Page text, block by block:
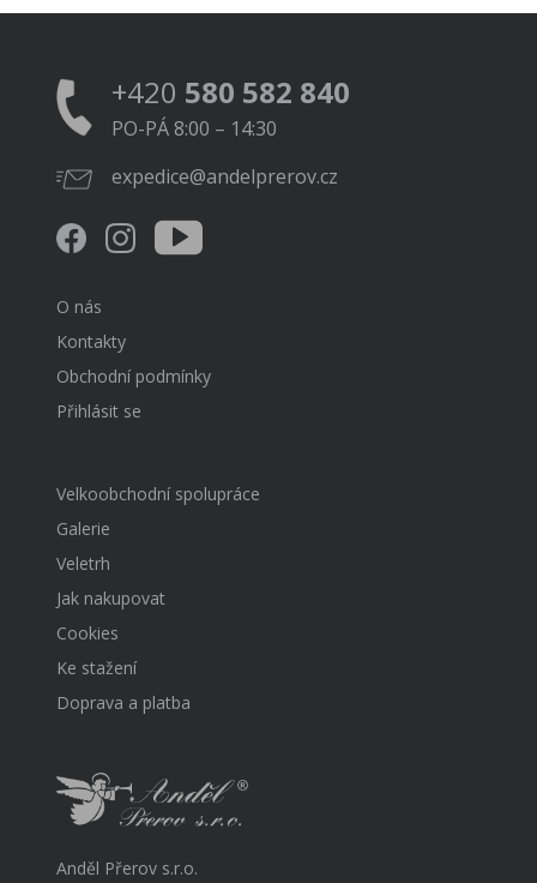
+420 580 582 840
PO-PÁ 8:00 – 14:30
expedice@andelprerov.cz
O nás
Kontakty
Obchodní podmínky
Přihlásit se
Velkoobchodní spolupráce
Galerie
Veletrh
Jak nakupovat
Cookies
Ke stažení
Doprava a platba
Anděl Přerov s.r.o.